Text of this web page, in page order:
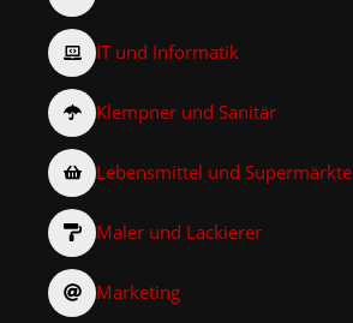
IT und Informatik
Klempner und Sanitär
Lebensmittel und Supermärkte
Maler und Lackierer
Marketing